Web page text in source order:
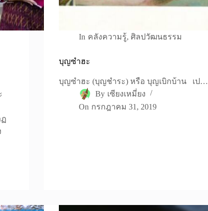
In คลังความรู้, ศิลปวัฒนธรรม
บุญซำฮะ
บุญซำฮะ (บุญชำระ) หรือ บุญเบิกบ้าน เป…
By เซียงเหมี่ยง
On กรกฎาคม 31, 2019